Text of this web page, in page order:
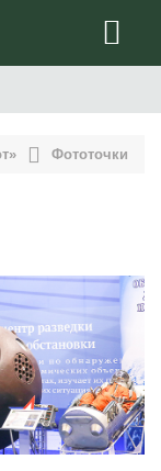
Фототочки